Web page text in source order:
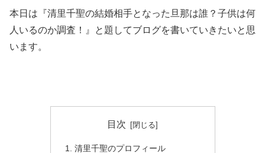
本日は『清里千聖の結婚相手となった旦那は誰？子供は何
人いるのか調査！』と題してブログを書いていきたいと思
います。
目次
清里千聖のプロフィール